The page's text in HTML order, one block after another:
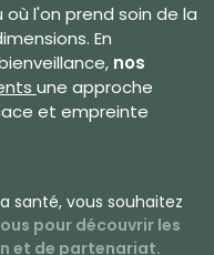
où l'on prend soin de la
En
nos
une approche
et empreinte
santé, vous souhaitez
pour découvrir les
et de partenariat.